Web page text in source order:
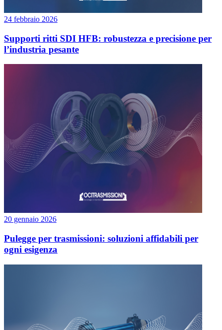
24 febbraio 2026
Supporti ritti SDI HFB: robustezza e precisione per
l’industria pesante
20 gennaio 2026
Pulegge per trasmissioni: soluzioni affidabili per
ogni esigenza